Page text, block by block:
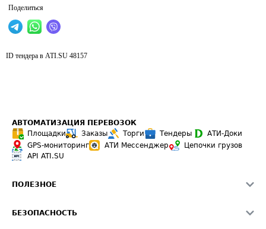
Поделиться
ID тендера в ATI.SU 48157
АВТОМАТИЗАЦИЯ ПЕРЕВОЗОК
Площадки
Заказы Торги Тендеры
АТИ-Доки
GPS-мониторинг
АТИ Мессенджер
Цепочки грузов
API ATI.SU
ПОЛЕЗНОЕ
БЕЗОПАСНОСТЬ